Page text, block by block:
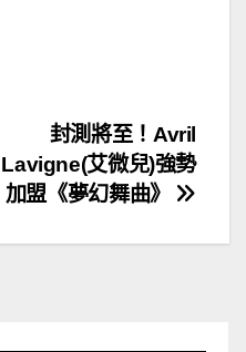
封測將至！Avril
Lavigne(艾微兒)強勢
加盟《夢幻舞曲》